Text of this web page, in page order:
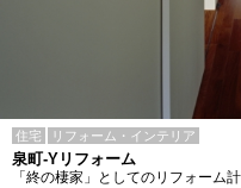
住宅 リフォーム・インテリア
泉町-Yリフォーム
「終の棲家」としてのリフォーム